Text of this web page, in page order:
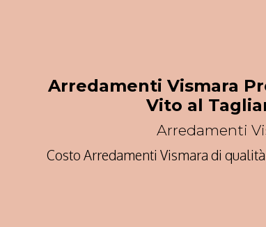
Arredamenti Vismara
Vito al
Arredamenti
Costo Arredamenti Vismara di